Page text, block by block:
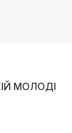
МОЛОДІ